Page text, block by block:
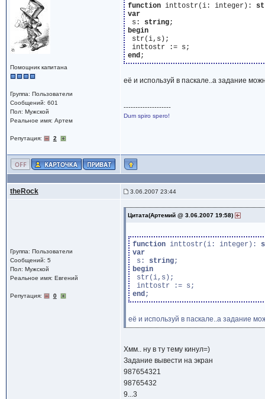
Помощник капитана
Группа: Пользователи
Сообщений: 601
Пол: Мужской
Реальное имя: Артем
Репутация: 2
function inttostr(i: integer):
var
s: string
begin
str(i,s);
end
её и используй в паскале..а задание
--------------------
Dum spiro spero!
theRock 3.06.2007 23:44
Группа: Пользователи
Сообщений: 5
Пол: Мужской
Реальное имя: Евгений
Репутация: 0
Цитата(Артемий @ 3.06.2007 19:58)
function inttostr(i: integer):
var
s: string
begin
str(i,s);
end
её и используй в паскале..а задание
Хмм.. ну в ту тему кинул=)
Задание вывести на экран
987654321
98765432
9...3